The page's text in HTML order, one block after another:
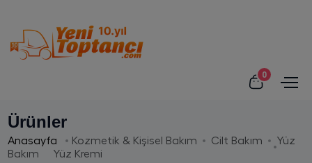
0
Ürünler
Anasayfa Kozmetik & Kişisel Bakım Cilt Bakım
Yüz
Bakım
Yüz Kremi